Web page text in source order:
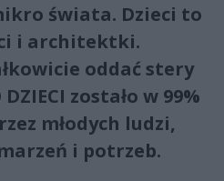
świata. Dzieci to
i architektki.
oddać stery
zostało w 99%
młodych ludzi,
i potrzeb.